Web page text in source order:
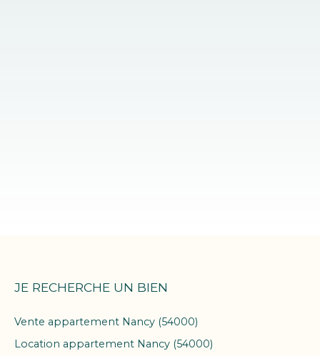
JE RECHERCHE UN BIEN
Vente appartement Nancy (54000)
Location appartement Nancy (54000)